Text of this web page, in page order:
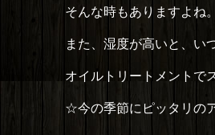
そんな時もありますよね。
また、湿度が高いと、い
オイルトリートメントで
☆今の季節にピッタリの